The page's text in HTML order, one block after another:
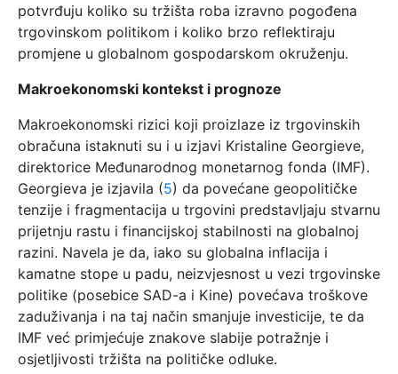
potvrđuju koliko su tržišta roba izravno pogođena
trgovinskom politikom i koliko brzo reflektiraju
promjene u globalnom gospodarskom okruženju.
Makroekonomski kontekst i prognoze
Makroekonomski rizici koji proizlaze iz trgovinskih
obračuna istaknuti su i u izjavi Kristaline Georgieve,
direktorice Međunarodnog monetarnog fonda (IMF).
Georgieva je izjavila (5) da povećane geopolitičke
tenzije i fragmentacija u trgovini predstavljaju stvarnu
prijetnju rastu i financijskoj stabilnosti na globalnoj
razini. Navela je da, iako su globalna inflacija i
kamatne stope u padu, neizvjesnost u vezi trgovinske
politike (posebice SAD-a i Kine) povećava troškove
zaduživanja i na taj način smanjuje investicije, te da
IMF već primjećuje znakove slabije potražnje i
osjetljivosti tržišta na političke odluke.